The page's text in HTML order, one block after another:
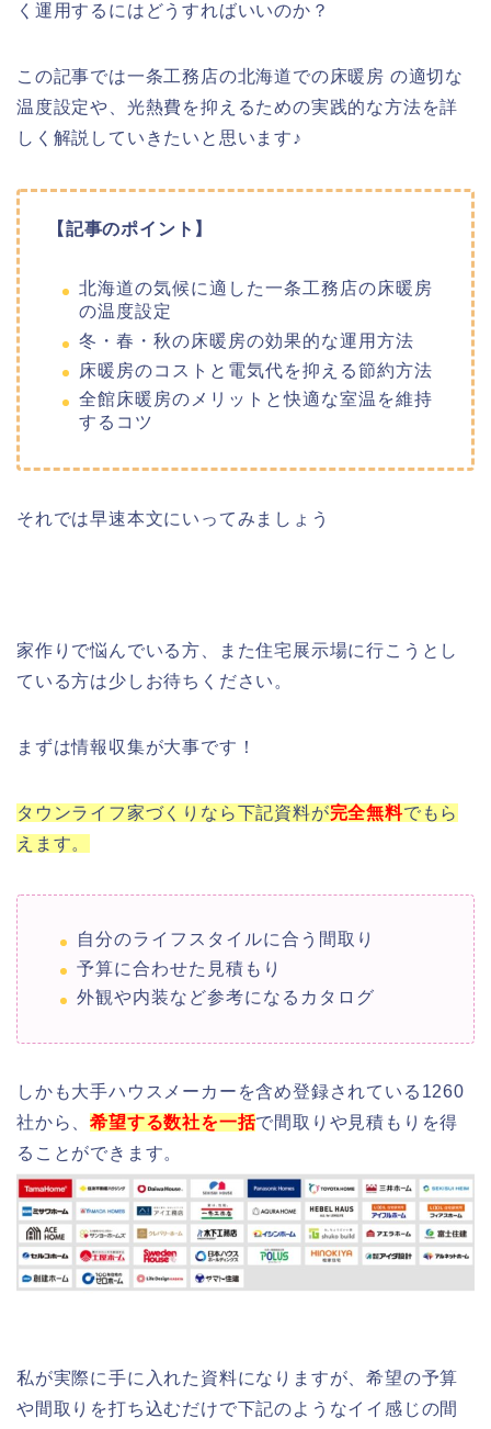
く運用するにはどうすればいいのか？
この記事では一条工務店の北海道での床暖房 の適切な
温度設定や、光熱費を抑えるための実践的な方法を詳
しく解説していきたいと思います♪
【記事のポイント】
北海道の気候に適した一条工務店の床暖房
の温度設定
冬・春・秋の床暖房の効果的な運用方法
床暖房のコストと電気代を抑える節約方法
全館床暖房のメリットと快適な室温を維持
するコツ
それでは早速本文にいってみましょう
家作りで悩んでいる方、また住宅展示場に行こうとし
ている方は少しお待ちください。
まずは情報収集が大事です！
タウンライフ家づくりなら下記資料が完全無料でもら
えます。
自分のライフスタイルに合う間取り
予算に合わせた見積もり
外観や内装など参考になるカタログ
しかも大手ハウスメーカーを含め登録されている1260
社から、希望する数社を一括で間取りや見積もりを得
ることができます。
私が実際に手に入れた資料になりますが、希望の予算
や間取りを打ち込むだけで下記のようなイイ感じの間